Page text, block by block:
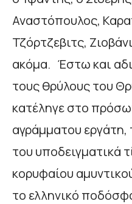
Αναστόπουλος,
Τζόρτζεβιτς,
ακόµα. Έστω και
τους θρύλους του
κατέληγε στο
αγράµµατου
του υποδειγµατικά
κορυφαίου
το ελληνικό